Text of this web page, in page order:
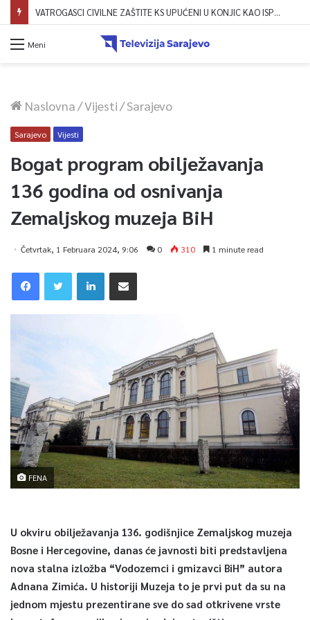
VATROGASCI CIVILNE ZAŠTITE KS UPUĆENI U KONJIC KAO ISPOMOĆ U GAŠENJU POŽARA
Meni
Naslovna/Vijesti/Sarajevo
Sarajevo Vijesti
Bogat program obilježavanja
136 godina od osnivanja
Zemaljskog muzeja BiH
Četvrtak, 1 Februara 2024, 9:06 0 310 1 minute read
FENA
U okviru obilježavanja 136. godišnjice Zemaljskog muzeja
Bosne i Hercegovine, danas će javnosti biti predstavljena
nova stalna izložba “Vodozemci i gmizavci BiH” autora
Adnana Zimića. U historiji Muzeja to je prvi put da su na
jednom mjestu prezentirane sve do sad otkrivene vrste